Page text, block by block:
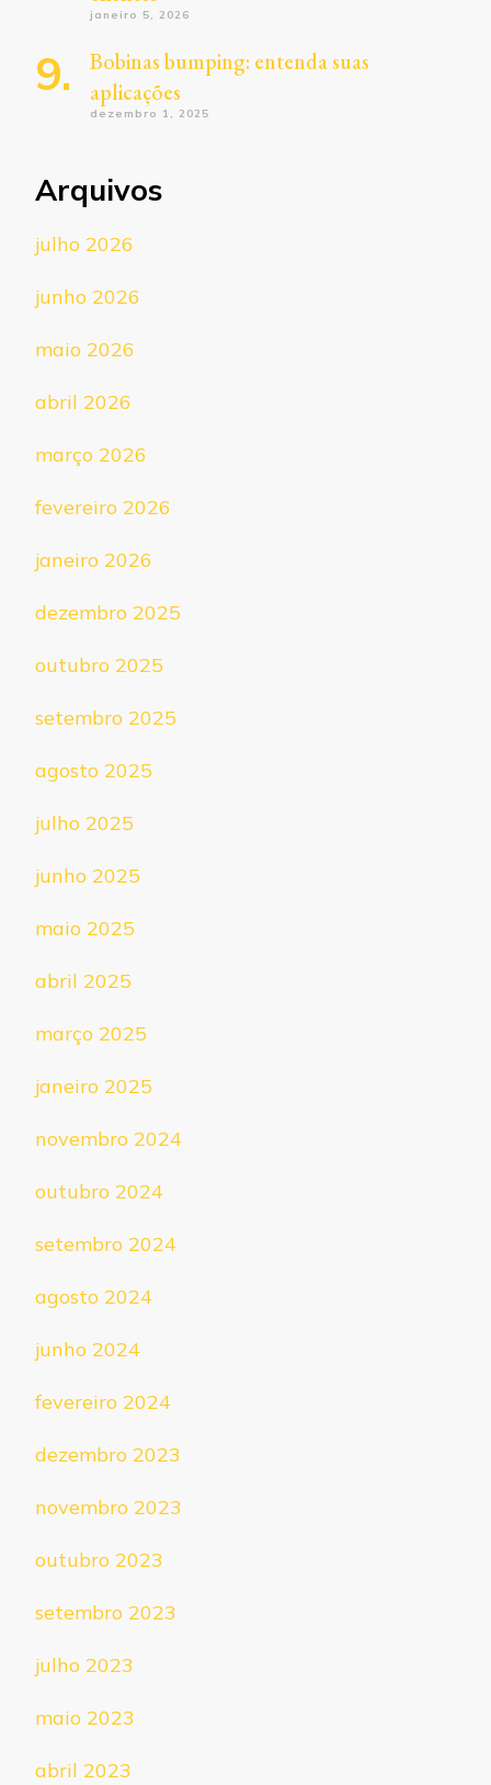
janeiro 5, 2026
Bobinas bumping: entenda suas
aplicações
dezembro 1, 2025
Arquivos
julho 2026
junho 2026
maio 2026
abril 2026
março 2026
fevereiro 2026
janeiro 2026
dezembro 2025
outubro 2025
setembro 2025
agosto 2025
julho 2025
junho 2025
maio 2025
abril 2025
março 2025
janeiro 2025
novembro 2024
outubro 2024
setembro 2024
agosto 2024
junho 2024
fevereiro 2024
dezembro 2023
novembro 2023
outubro 2023
setembro 2023
julho 2023
maio 2023
abril 2023